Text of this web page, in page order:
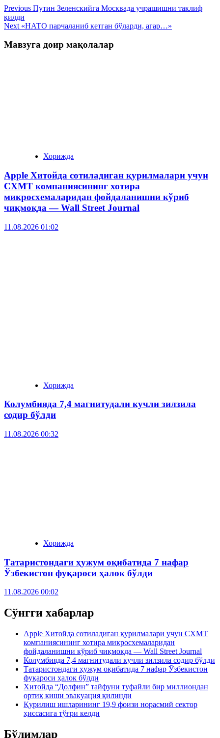
Previous Путин Зеленскийга Москвада учрашишни таклиф
қилди
Next «НАТО парчаланиб кетган бўларди, агар…»
Мавзуга доир мақолалар
Хорижда
Apple Хитойда сотиладиган қурилмалари учун
CXMT компаниясининг хотира
микросхемаларидан фойдаланишни кўриб
чиқмоқда — Wall Street Journal
11.08.2026 01:02
Хорижда
Колумбияда 7,4 магнитудали кучли зилзила
содир бўлди
11.08.2026 00:32
Хорижда
Татаристондаги ҳужум оқибатида 7 нафар
Ўзбекистон фуқароси ҳалок бўлди
11.08.2026 00:02
Сўнгги хабарлар
Apple Хитойда сотиладиган қурилмалари учун CXMT
компаниясининг хотира микросхемаларидан
фойдаланишни кўриб чиқмоқда — Wall Street Journal
Колумбияда 7,4 магнитудали кучли зилзила содир бўлди
Татаристондаги ҳужум оқибатида 7 нафар Ўзбекистон
фуқароси ҳалок бўлди
Хитойда “Долфин” тайфуни туфайли бир миллиондан
ортиқ киши эвакуация қилинди
Қурилиш ишларининг 19,9 фоизи норасмий сектор
ҳиссасига тўғри келди
Бўлимлар